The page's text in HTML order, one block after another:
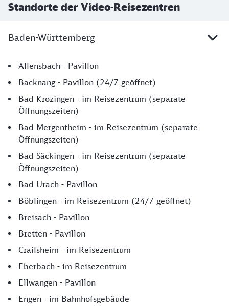
Standorte der Video-Reisezentren
Baden-Württemberg
Baden Württemberg
Allensbach - Pavillon
Backnang - Pavillon (24/7 geöffnet)
Bad Krozingen - im Reisezentrum (separate
Öffnungszeiten)
Bad Mergentheim - im Reisezentrum (separate
Öffnungszeiten)
Bad Säckingen - im Reisezentrum (separate
Öffnungszeiten)
Bad Urach - Pavillon
Böblingen - im Reisezentrum (24/7 geöffnet)
Breisach - Pavillon
Bretten - Pavillon
Crailsheim - im Reisezentrum
Eberbach - im Reisezentrum
Ellwangen - Pavillon
Engen - im Bahnhofsgebäude